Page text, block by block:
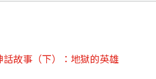
故事（下）：地獄的英雄